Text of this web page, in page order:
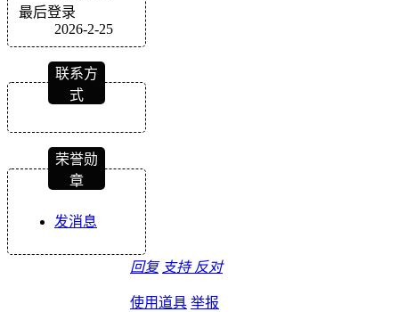
最后登录
2026-2-25
联系方
式
荣誉勋
章
发消息
回复 支持 反对
使用道具 举报